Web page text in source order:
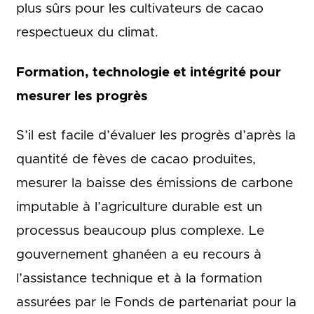
plus sûrs pour les cultivateurs de cacao
respectueux du climat.
Formation, technologie et intégrité pour
mesurer les progrès
S’il est facile d’évaluer les progrès d’après la
quantité de fèves de cacao produites,
mesurer la baisse des émissions de carbone
imputable à l’agriculture durable est un
processus beaucoup plus complexe. Le
gouvernement ghanéen a eu recours à
l’assistance technique et à la formation
assurées par le Fonds de partenariat pour la